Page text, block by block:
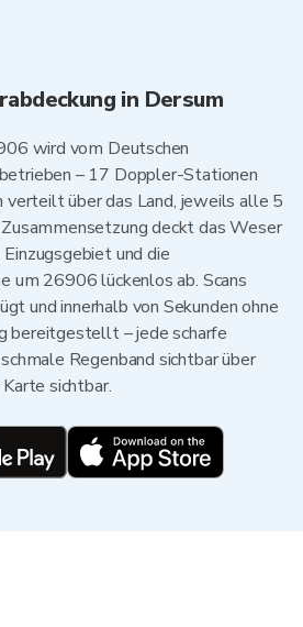
in Dersum
wird vom Deutschen
– 17 Doppler-Stationen
über das Land, jeweils alle 5
deckt das Weser
und die
um 26906 lückenlos ab. Scans
und innerhalb von Sekunden ohne
bereitgestellt – jede scharfe
Regenband sichtbar über
sichtbar.